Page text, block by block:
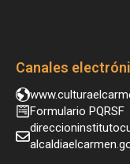
Canales
Formulario PQRSF